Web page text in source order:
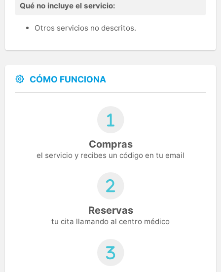
Qué no incluye el servicio:
Otros servicios no descritos.
CÓMO FUNCIONA
Compras
el servicio y recibes un código en tu email
Reservas
tu cita llamando al centro médico